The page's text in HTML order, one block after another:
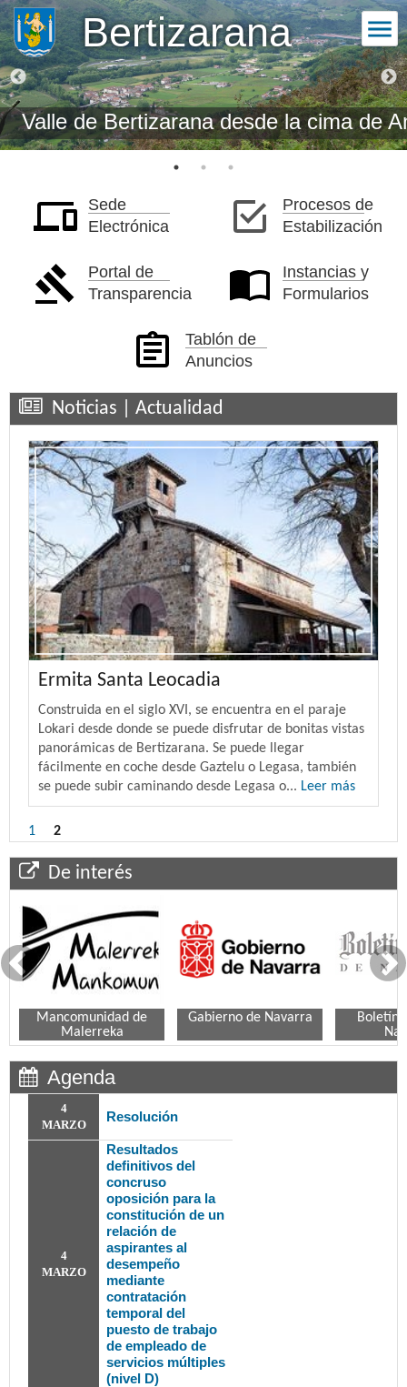
la cima de Amaburu
Nabarte
Bertizarana
Sede
Electrónica
Procesos de
Estabilización
Portal de
Transparencia
Instancias y
Formularios
Tablón de
Anuncios
Noticias | Actualidad
Ermita Santa Leocadia
Construida en el siglo XVI, se encuentra en el paraje
Lokari desde donde se puede disfrutar de bonitas vistas
panorámicas de Bertizarana. Se puede llegar
fácilmente en coche desde Gaztelu o Legasa, también
se puede subir caminando desde Legasa o... Leer más
1 2
De interés
Mancomunidad de
Malerreka
Gabierno de Navarra
Boletín
Agenda
4
MARZO
Resolución
4
MARZO
Resultados
definitivos del
concruso
oposición para la
constitución de un
relación de
aspirantes al
desempeño
mediante
contratación
temporal del
puesto de trabajo
de empleado de
servicios múltiples
(nivel D)